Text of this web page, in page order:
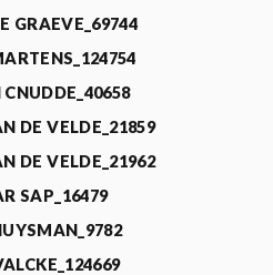
GRAEVE_69744
DE VELDE_21859
DE VELDE_21962
SAP_16479